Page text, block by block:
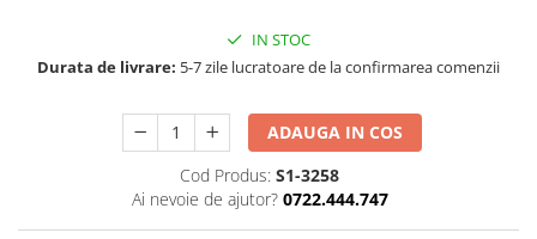
IN STOC
Durata de livrare: 5-7 zile lucratoare de la confirmarea comenzii
ADAUGA IN COS
Cod Produs: S1-3258
Ai nevoie de ajutor? 0722.444.747